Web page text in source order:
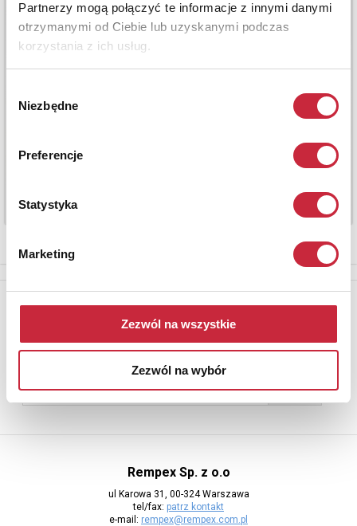
Partnerzy mogą połączyć te informacje z innymi danymi
otrzymanymi od Ciebie lub uzyskanymi podczas
korzystania z ich usług.
zgody
Niezbędne
Preferencje
Statystyka
Marketing
Zezwól na wszystkie
Zezwól na wybór
Newsletter
Aby otrzymywać informacje o nowych aukcjach, prosimy podać
adres e-mail
Rempex Sp. z o.o
ul Karowa 31, 00-324 Warszawa
tel/fax: patrz kontakt
e-mail: rempex@rempex.com.pl